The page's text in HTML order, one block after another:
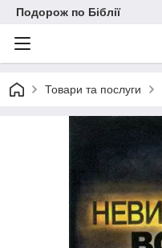
Подорож по Біблії
Товари та послуги